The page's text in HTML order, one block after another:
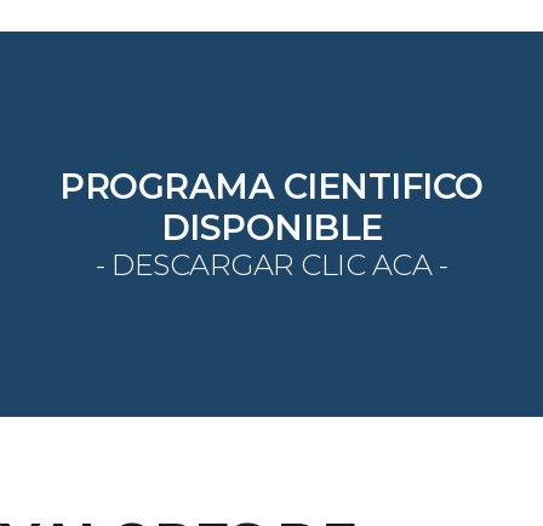
PROGRAMA CIENTIFICO
DISPONIBLE
- DESCARGAR CLIC ACA -